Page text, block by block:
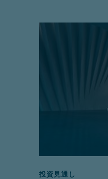
投資見通し